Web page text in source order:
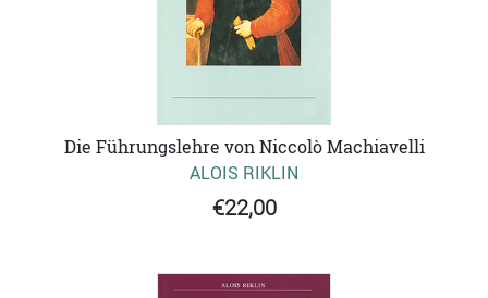
Die Führungslehre von Niccolò Machiavelli
ALOIS RIKLIN
€22,00